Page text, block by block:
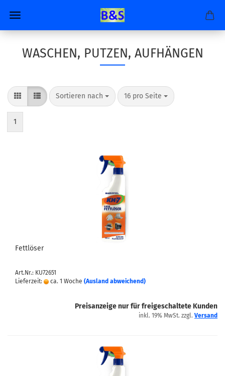
WASCHEN, PUTZEN, AUFHÄNGEN
Sortieren nach
Sortieren nach 16 pro Seite
pro Seite
1
Fettlöser
Art.Nr.: KU72651
Lieferzeit:
ca. 1 Woche (Ausland abweichend)
Preisanzeige nur für freigeschaltete Kunden
inkl. 19% MwSt. zzgl. Versand